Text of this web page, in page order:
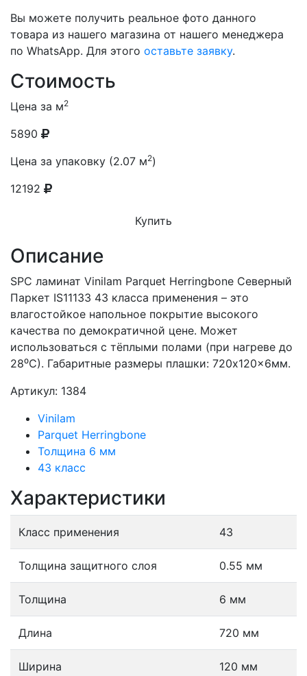
Вы можете получить реальное фото данного
товара из нашего магазина от нашего менеджера
по WhatsApp. Для этого оставьте заявку.
Стоимость
Цена за м2
5890
Цена за упаковку (2.07 м2)
12192
Купить
Описание
SPC ламинат Vinilam Parquet Herringbone Северный
Паркет IS11133 43 класса применения – это
влагостойкое напольное покрытие высокого
качества по демократичной цене. Может
использоваться с тёплыми полами (при нагреве до
28⁰С). Габаритные размеры плашки: 720x120x6мм.
Артикул: 1384
Vinilam
Parquet Herringbone
Толщина 6 мм
43 класс
Характеристики
Класс применения 43
Толщина защитного слоя 0.55 мм
Толщина 6 мм
Длина 720 мм
Ширина 120 мм